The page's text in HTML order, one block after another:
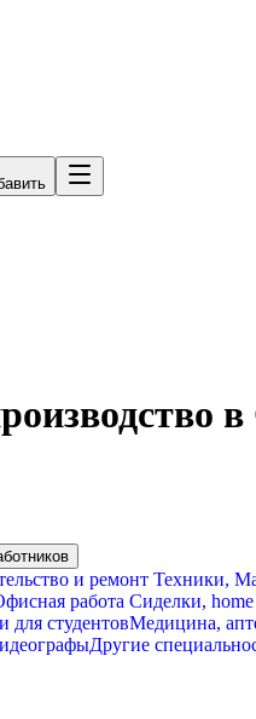
в
и ремонт Техники,
работа Сиделки, home
для студентовМедицина,
Другие